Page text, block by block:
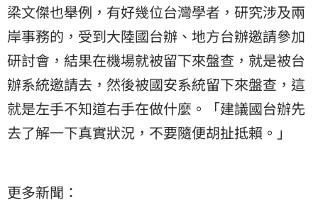
梁文傑也舉例，有好幾位台灣學者，研究涉及兩
岸事務的，受到大陸國台辦、地方台辦邀請參加
研討會，結果在機場就被留下來盤查，就是被台
辦系統邀請去，然後被國安系統留下來盤查，這
就是左手不知道右手在做什麼。「建議國台辦先
去了解一下真實狀況，不要隨便胡扯抵賴。」
更多新聞：